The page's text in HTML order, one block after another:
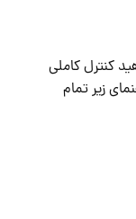
کنترل کاملی
زیر تمام